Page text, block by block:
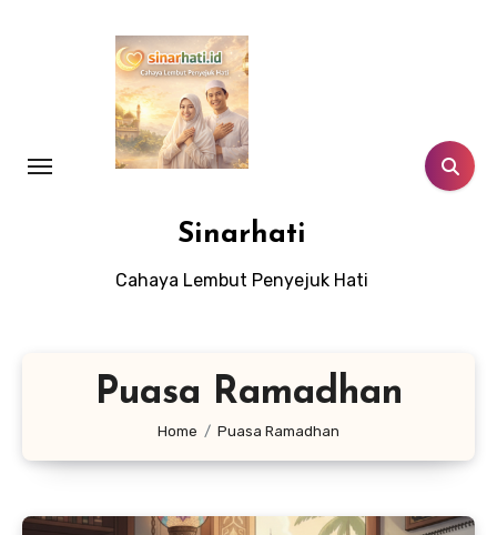
Sinarhati
Cahaya Lembut Penyejuk Hati
Puasa Ramadhan
Home Puasa Ramadhan